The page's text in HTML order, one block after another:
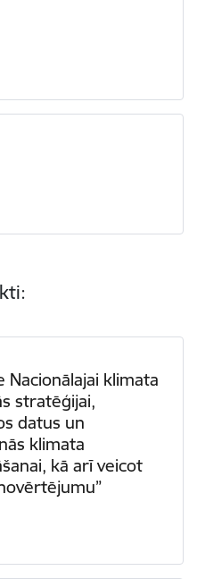
Nacionālajai klimata
stratēģijai,
datus un
klimata
kā arī veicot